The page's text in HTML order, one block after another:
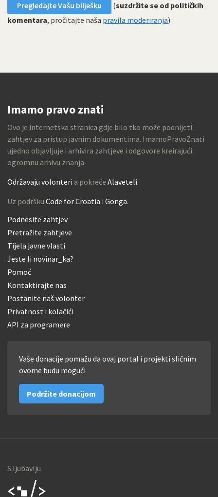
(suzdržite se od političkih
komentara, pročitajte naša pravila moderiranja)
Imamo pravo znati
Ovo je internetska stranica gdje bilo tko može podnijeti
zahtjev za pristup javnim dokumentima. ImamoPravoZnati
ujedno objavljuje i arhivira zahtjeve i odgovore kreirajući
ogromnu arhivu znanja.
Održavaju volonteri a pokreće Alaveteli.
Uz podršku Code for Croatia i Gonga.
Podnesite zahtjev
Pretražite zahtjeve
Tijela javne vlasti
Jeste li novinar_ka?
Pomoć
Kontaktirajte nas
Postanite naš volonter
Privatnost i kolačići
API za programere
Vaše donacije pomažu da ovaj portal i projekti sličnim
ovome budu mogući
Podržite donacijom
S ljubavlju